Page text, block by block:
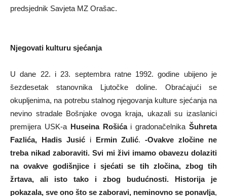
predsjednik Savjeta MZ Orašac.
Njegovati kulturu sjećanja
U dane 22. i 23. septembra ratne 1992. godine ubijeno je
šezdesetak stanovnika Ljutočke doline. Obraćajući se
okupljenima, na potrebu stalnog njegovanja kulture sjećanja na
nevino stradale Bošnjake ovoga kraja, ukazali su izaslanici
premijera USK-a Huseina Rošićai gradonačelnikaŠuhreta
Fazlića, Hadis Jusići Ermin Zulić.-Ovakve zločine ne
treba nikad zaboraviti. Svi mi živi imamo obavezu dolaziti
na ovakve godišnjice i sjećati se tih zločina, zbog tih
žrtava, ali isto tako i zbog budućnosti. Historija je
pokazala, sve ono što se zaboravi, neminovno se ponavlja,